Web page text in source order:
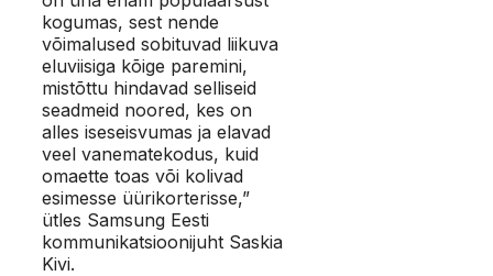
kogumas, sest nende
võimalused sobituvad liikuva
eluviisiga kõige paremini,
mistõttu hindavad selliseid
seadmeid noored, kes on
alles iseseisvumas ja elavad
veel vanematekodus, kuid
omaette toas või kolivad
esimesse üürikorterisse,”
ütles Samsung Eesti
kommunikatsioonijuht Saskia
Kivi.